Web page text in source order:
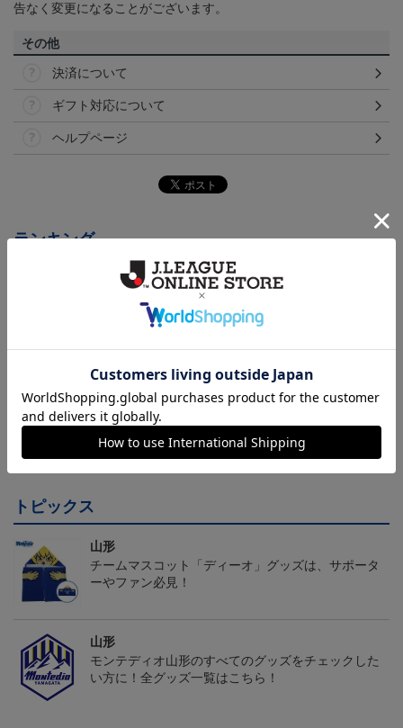
告なく変更になることがございます。
その他
決済について
ギフト対応について
ヘルプページ
ランキング
26/27オーセンティックユ
ニフォーム半袖（FP1st）
18,700円～23,760円
26/27オーセンティックユ
ニフォーム半袖（FP2n
26/27オーセンティックユ
ニフォーム長袖（FP2n
トピックス
山形
チームマスコット「ディーオ」グッズは、サポータ
ーやファン必見！
山形
モンテディオ山形のすべてのグッズをチェックした
い方に！全グッズ一覧はこちら！